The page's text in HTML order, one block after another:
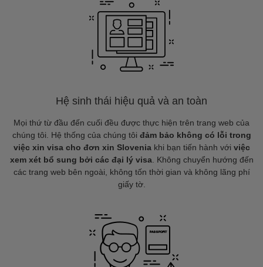
Hệ sinh thái hiệu quả và an toàn
Mọi thứ từ đầu đến cuối đều được thực hiện trên trang web của
chúng tôi. Hệ thống của chúng tôi đảm bảo không có lỗi trong
việc xin visa cho đơn xin Sloveniakhi bạn tiến hành với việc
xem xét bổ sung bởi các đại lý visa. Không chuyển hướng đến
các trang web bên ngoài, không tốn thời gian và không lãng phí
giấy tờ.